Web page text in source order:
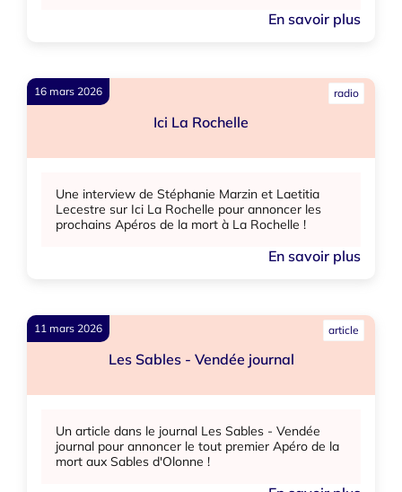
En savoir plus
16 mars 2026 radio
Ici La Rochelle
Une interview de Stéphanie Marzin et Laetitia
Lecestre sur Ici La Rochelle pour annoncer les
prochains Apéros de la mort à La Rochelle !
En savoir plus
11 mars 2026 article
Les Sables - Vendée journal
Un article dans le journal Les Sables - Vendée
journal pour annoncer le tout premier Apéro de la
mort aux Sables d'Olonne !